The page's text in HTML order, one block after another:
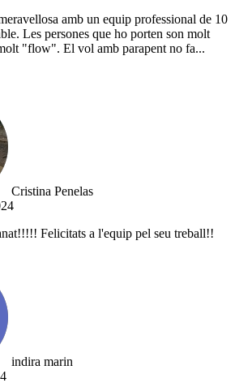
amb un equip professional de 10
Les persones que ho porten son molt
"flow". El vol amb parapent no fa...
Cristina Penelas
Felicitats a l'equip pel seu treball!!
indira marin